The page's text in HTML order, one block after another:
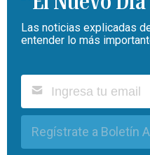
Las noticias explicadas
entender lo más
Regístrate a Boletín